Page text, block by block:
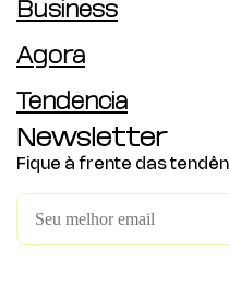
Business
Agora
Tendência
Newsletter
Fique à frente das